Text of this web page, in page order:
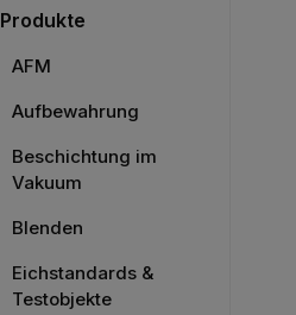
Produkte
AFM
Aufbewahrung
Beschichtung im
Vakuum
Blenden
Eichstandards &
Testobjekte